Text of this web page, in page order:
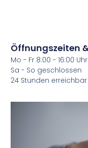
Öffnungszeiten
Mo - Fr 8:00 - 16:00 Uhr
Sa - So geschlossen
24 Stunden erreichbar